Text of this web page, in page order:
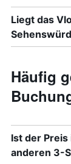
Liegt das
Häufig
Ist der
anderen 3-